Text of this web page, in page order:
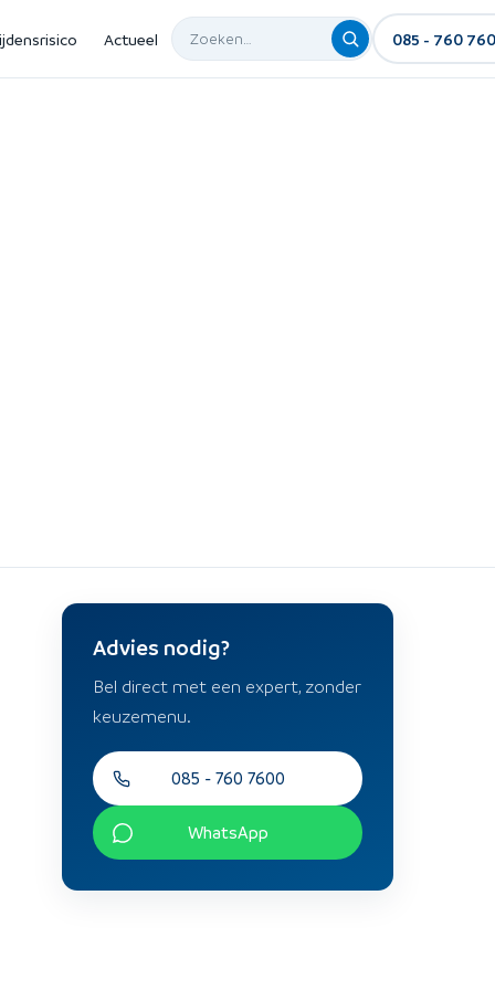
Actueel 085 - 760
Advies nodig?
Bel direct met een expert, zonder
keuzemenu.
085 - 760 7600
WhatsApp